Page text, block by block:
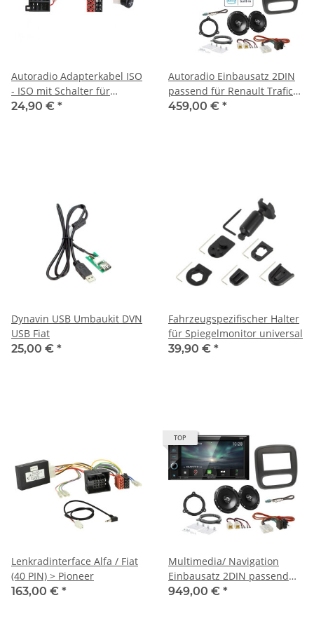
Autoradio Adapterkabel ISO
- ISO mit Schalter für
Wohnmobile für Betrieb
24,90 € *
Autoradio Einbausatz 2DIN
passend für Renault Trafic
Bj. 2020 mit Kenwood
459,00 € *
Dynavin USB Umbaukit DVN
USB Fiat
25,00 € *
Fahrzeugspezifischer Halter
für Spiegelmonitor universal
39,90 € *
Lenkradinterface Alfa / Fiat
(40 PIN) > Pioneer
163,00 € *
TOP
Multimedia/ Navigation
Einbausatz 2DIN passend
für Renault Trafic Bj. 2020,
949,00 € *